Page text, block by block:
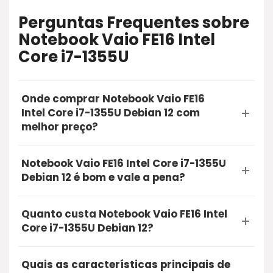
Perguntas Frequentes sobre
Notebook Vaio FE16 Intel
Core i7-1355U
Onde comprar Notebook Vaio FE16
Intel Core i7-1355U Debian 12 com
melhor preço?
A opção mais segura e recomendada para
comprar o Notebook Vaio FE16 Intel Core i7-
Utilizando o nosso link de oferta, você garante a
qualidade do produto, entrega rápida e a
Notebook Vaio FE16 Intel Core i7-1355U
Debian 12 é bom e vale a pena?
Sim, a Notebook Vaio FE16 Intel Core i7-1355U
Debian 12 é bom e vale muito a pena. O produto
compradores reais, unindo alta qualidade e
Quanto custa Notebook Vaio FE16 Intel
Core i7-1355U Debian 12?
Atualmente, o Notebook Vaio FE16 Intel Core i7-
Quais as características principais de